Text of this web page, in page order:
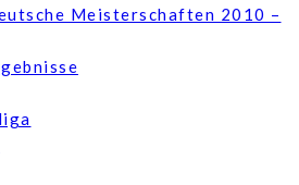
Meisterschaften 2010 –